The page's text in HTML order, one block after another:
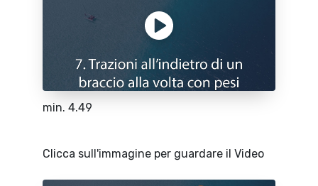
min. 4.49
Clicca sull'immagine per guardare il Video